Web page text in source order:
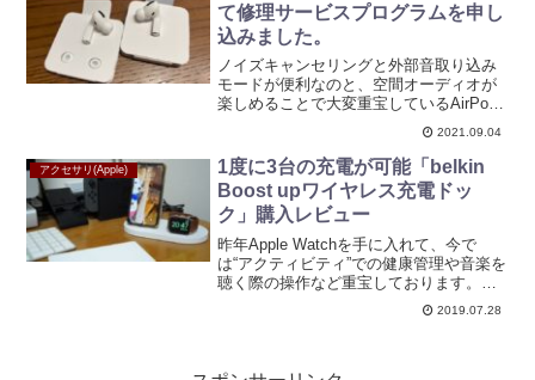
て修理サービスプログラムを申し
込みました。
ノイズキャンセリングと外部音取り込み
モードが便利なのと、空間オーディオが
楽しめることで大変重宝しているAirPods
Proなのですが、春頃から「ザザザッ」と
いったノイズ音が気になりだしました。
特に顕著なのが左側で、装着した段階で
ほぼ必ず大...
2021.09.04
アクセサリ(Apple)
1度に3台の充電が可能「belkin
Boost upワイヤレス充電ドッ
ク」購入レビュー
昨年Apple Watchを手に入れて、今で
は“アクティビティ”での健康管理や音楽を
聴く際の操作など重宝しております。毎
日使えば使うほど充電が欠かせなくなる
わけで、長くても2日に1度は充電してい
2019.07.28